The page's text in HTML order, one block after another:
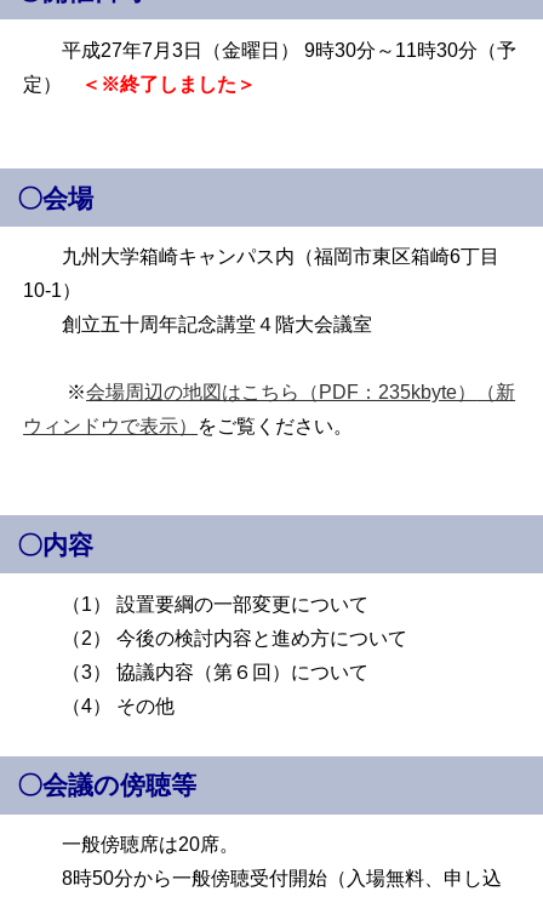
平成27年7月3日（金曜日） 9時30分～11時30分（予
定）
＜※終了しました＞
〇会場
九州大学箱崎キャンパス内（福岡市東区箱崎6丁目
10-1）
創立五十周年記念講堂４階大会議室
※会場周辺の地図はこちら（PDF：235kbyte）
（新
ウィンドウで表示）
をご覧ください。
〇内容
（1） 設置要綱の一部変更について
（2） 今後の検討内容と進め方について
（3） 協議内容（第６回）について
（4） その他
〇会議の傍聴等
一般傍聴席は20席。
8時50分から一般傍聴受付開始（入場無料、申し込